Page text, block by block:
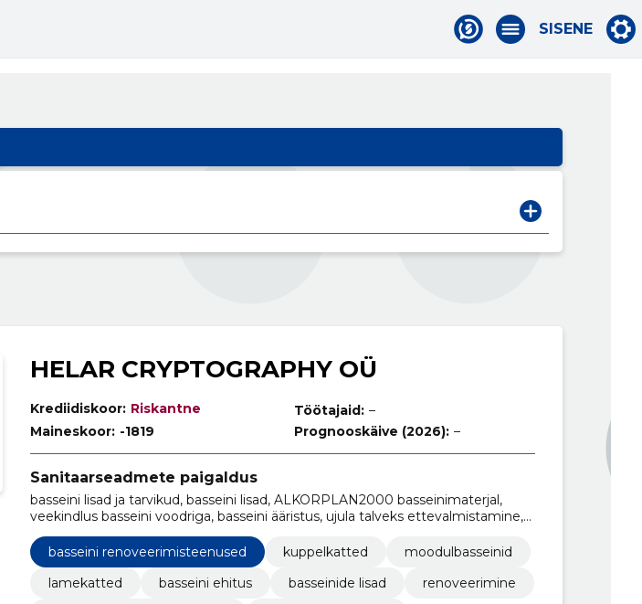
SISENE
HELAR CRYPTOGRAPHY OÜ
Krediidiskoor: Riskantne
Maineskoor: -1819
Töötajaid: –
Prognooskäive (2026): –
Sanitaarseadmete paigaldus
basseini lisad ja tarvikud, basseini lisad, ALKORPLAN2000 basseinimaterjal,
veekindlus basseini voodriga, basseini ääristus, ujula talveks ettevalmistamine,
kohandatud basseinitehnoloogia nurk, basseini uuendamine voodriga, PVC
basseini voodri paigaldus, kodune spaabasseini lahendused
basseini renoveerimisteenused kuppelkatted
moodulbasseinid
lamekatted
basseini ehitus basseinide lisad
renoveerimine